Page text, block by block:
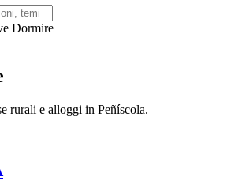
Dormire
rurali e alloggi in Peñíscola.